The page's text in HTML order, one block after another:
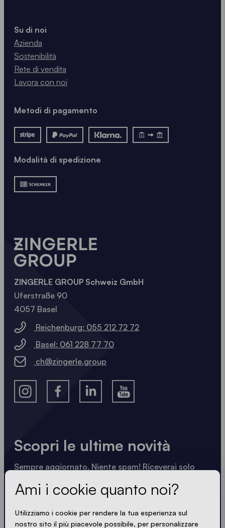
Scopri le ultime novità
Sempre aggiornato. Niente spam! Riceverai solo
compatto. Proprio come i nostri gazebo.
Su di noi
Azienda
Sostenibilità
Rete di vendita
Lavora con noi
Metodi di pagamento
Modalità di spedizione
ZINGERLE GROUP Schweiz GmbH
Uferstraße 90
4057 Basel
Reichenburg: 055 212 72 72
Basel: 061 228 77 70
ch@zingerle.group
Ami i cookie quanto noi?
Utilizziamo i cookie per rendere la tua esperienza sul
nostro sito il più piacevole possibile, per personalizzare